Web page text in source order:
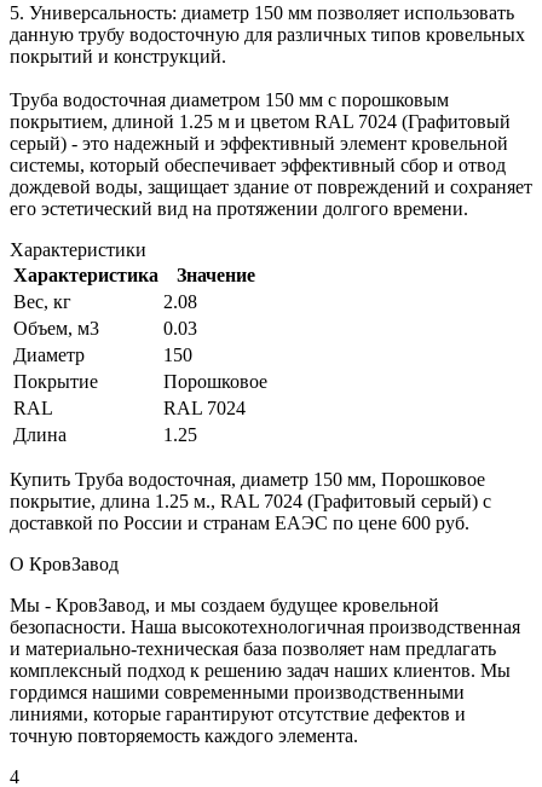
5. Универсальность: диаметр 150 мм позволяет использовать
данную трубу водосточную для различных типов кровельных
покрытий и конструкций.
Труба водосточная диаметром 150 мм с порошковым
покрытием, длиной 1.25 м и цветом RAL 7024 (Графитовый
серый) - это надежный и эффективный элемент кровельной
системы, который обеспечивает эффективный сбор и отвод
дождевой воды, защищает здание от повреждений и сохраняет
его эстетический вид на протяжении долгого времени.
Характеристики
Характеристика
Значение
Вес, кг
2.08
Объем, м3
0.03
Диаметр
150
Покрытие
Порошковое
RAL
RAL 7024
Длина
1.25
Купить Труба водосточная, диаметр 150 мм, Порошковое
покрытие, длина 1.25 м., RAL 7024 (Графитовый серый) с
доставкой по России и странам ЕАЭС по цене 600 руб.
О КровЗавод
Мы - КровЗавод, и мы создаем будущее кровельной
безопасности. Наша высокотехнологичная производственная
и материально-техническая база позволяет нам предлагать
комплексный подход к решению задач наших клиентов. Мы
гордимся нашими современными производственными
линиями, которые гарантируют отсутствие дефектов и
точную повторяемость каждого элемента.
4